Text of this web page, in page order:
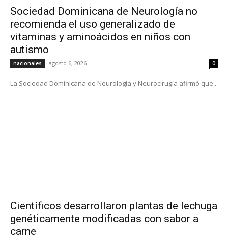
Sociedad Dominicana de Neurología no
recomienda el uso generalizado de
vitaminas y aminoácidos en niños con
autismo
nacionales agosto 6, 2026 0
La Sociedad Dominicana de Neurología y Neurocirugía afirmó que...
Científicos desarrollaron plantas de lechuga
genéticamente modificadas con sabor a
carne